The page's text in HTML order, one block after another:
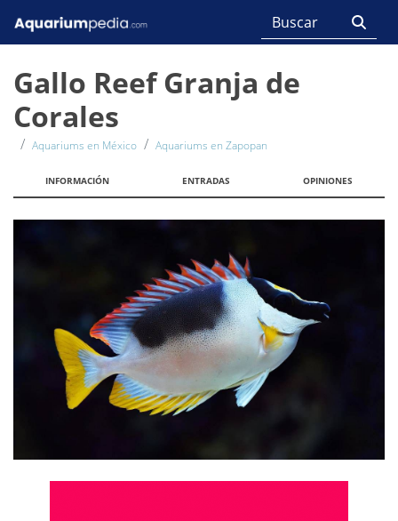
Gallo Reef Granja de
Corales
Aquariums en México Aquariums en Zapopan
INFORMACIÓN ENTRADAS OPINIONES